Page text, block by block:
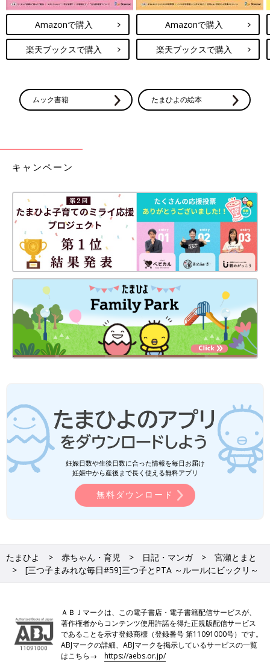
Amazonで購入
楽天ブックスで購入
Amazonで購入
楽天ブックスで購入
ムック書籍 たまひよの絵本
キャンペーン
妊娠日数や生後日数に合った情報を毎日お届け
妊娠中から産後まで長く使える無料アプリ
無料ダウンロード
たまひよ 赤ちゃん・育児 日記・マンガ
宮瀬とまと
[三つ子まみれな毎日#59]三つ子とPTA ～ルールにビックリ～
ＡＢＪマークは、この電子書店・電子書籍配信サービスが、
著作権者からコンテンツ使用許諾を得た正規版配信サービス
であることを示す登録商標（登録番号 第11091000号）です。
ABJマークの詳細、ABJマークを掲示しているサービスの一覧
はこちら→https://aebs.or.jp/